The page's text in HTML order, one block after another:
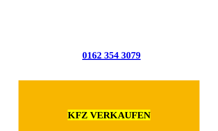
0162 354 3079
KFZ VERKAUFEN